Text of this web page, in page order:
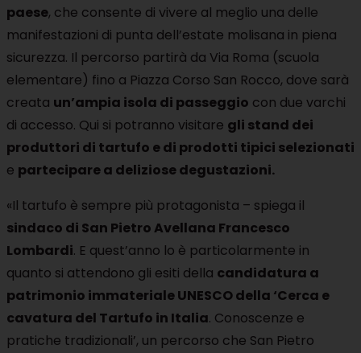
paese, che consente di vivere al meglio una delle
manifestazioni di punta dell’estate molisana in piena
sicurezza. Il percorso partirà da Via Roma (scuola
elementare) fino a Piazza Corso San Rocco, dove sarà
creata un’ampia isola di passeggio con due varchi
di accesso. Qui si potranno visitare gli stand dei
produttori di tartufo e di prodotti tipici selezionati
e partecipare a deliziose degustazioni.
«Il tartufo è sempre più protagonista – spiega il
sindaco di San Pietro Avellana Francesco
Lombardi. E quest’anno lo è particolarmente in
quanto si attendono gli esiti della candidatura a
patrimonio immateriale UNESCO della ‘Cerca e
cavatura del Tartufo in Italia. Conoscenze e
pratiche tradizionali’, un percorso che San Pietro